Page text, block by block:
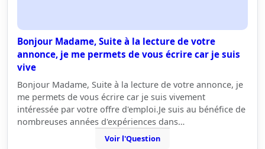
Bonjour Madame, Suite à la lecture de votre
annonce, je me permets de vous écrire car je suis
vive
Bonjour Madame, Suite à la lecture de votre annonce, je
me permets de vous écrire car je suis vivement
intéressée par votre offre d'emploi.Je suis au bénéfice de
nombreuses années d'expériences dans…
Voir l'Question